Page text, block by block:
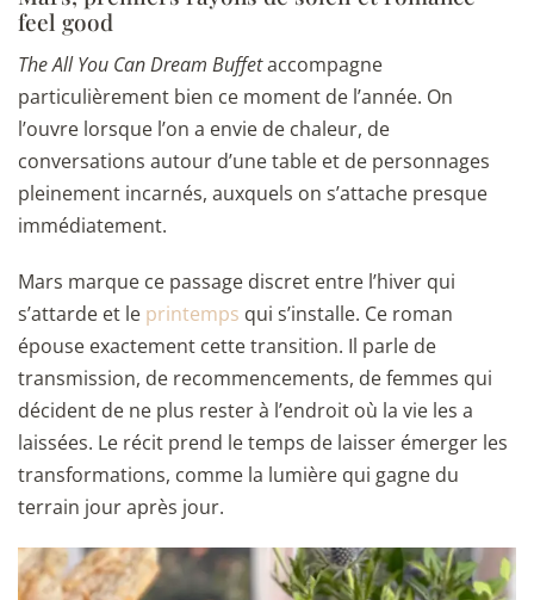
feel good
The All You Can Dream Buffetaccompagne
particulièrement bien ce moment de l’année. On
l’ouvre lorsque l’on a envie de chaleur, de
conversations autour d’une table et de personnages
pleinement incarnés, auxquels on s’attache presque
immédiatement.
Mars marque ce passage discret entre l’hiver qui
s’attarde et le printemps qui s’installe. Ce roman
épouse exactement cette transition. Il parle de
transmission, de recommencements, de femmes qui
décident de ne plus rester à l’endroit où la vie les a
laissées. Le récit prend le temps de laisser émerger les
transformations, comme la lumière qui gagne du
terrain jour après jour.